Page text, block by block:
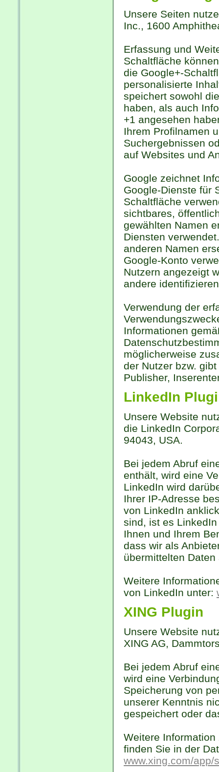
Unsere Seiten
Inc., 1600
Erfassung und
Schaltfläche
die Google+-
personalisierte
speichert sowohl
haben, als auch
+1 angesehen
Ihrem Profilnamen
Suchergebnissen
auf Websites und
Google zeichnet
Google-Dienste für
Schaltfläche
sichtbares,
gewählten Namen
Diensten
anderen Namen
Google-Konto
Nutzern angezeigt
andere
Verwendung der
Informationen
möglicherweise
der Nutzer bzw.
Publisher,
LinkedIn
Unsere Website
die LinkedIn
94043, USA.
Bei jedem Abruf
enthält, wird eine
LinkedIn wird
Ihrer IP-Adresse
von LinkedIn
sind, ist es
Ihnen und Ihrem
dass wir als
übermittelten
Weitere
von LinkedIn unter:
XING Plugin
Unsere Website
XING AG,
Bei jedem Abruf
wird eine
Speicherung von
unserer Kenntnis
gespeichert oder
Weitere
finden Sie in der
www.xing.com/app/